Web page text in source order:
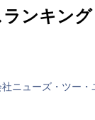
ランキン
ニューズ・ツー・